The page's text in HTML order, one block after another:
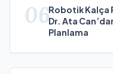
06Robotik Kalça
Dr. Ata
Planlama